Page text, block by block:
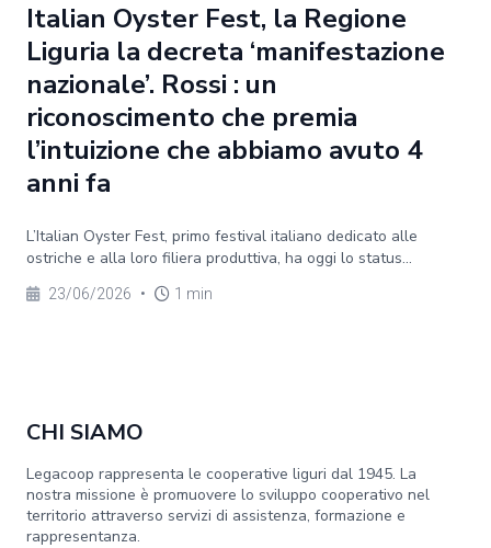
Italian Oyster Fest, la Regione
Liguria la decreta ‘manifestazione
nazionale’. Rossi : un
riconoscimento che premia
l’intuizione che abbiamo avuto 4
anni fa
L’Italian Oyster Fest, primo festival italiano dedicato alle
ostriche e alla loro filiera produttiva, ha oggi lo status...
23/06/2026 • 1 min
CHI SIAMO
Legacoop rappresenta le cooperative liguri dal 1945. La
nostra missione è promuovere lo sviluppo cooperativo nel
territorio attraverso servizi di assistenza, formazione e
rappresentanza.